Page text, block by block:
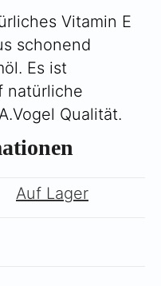
Vitamin E
schonend
Es ist
natürliche
Qualität.
Auf Lager